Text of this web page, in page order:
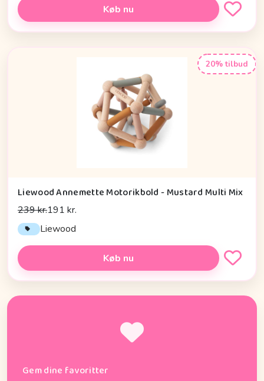
Køb nu
20% tilbud
Liewood Annemette Motorikbold - Mustard Multi Mix
239 kr.191 kr.
Liewood
Køb nu
Gem dine favoritter